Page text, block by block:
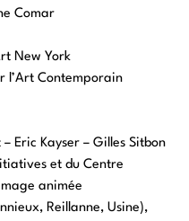
Comar
New York
l’Art Contemporain
Eric Kayser – Gilles Sitbon
et du Centre
animée
Reillanne, Usine),